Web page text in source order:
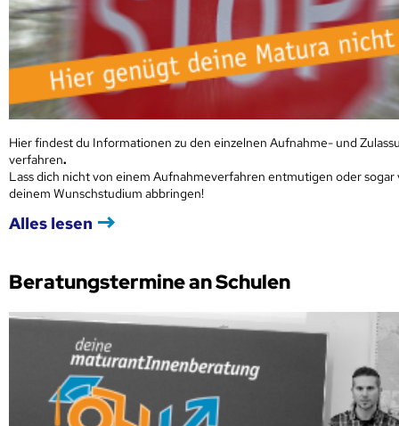
Hier findest du Informationen zu den einzelnen Aufnahme- und
verfahren.
Lass dich nicht von einem Aufnahmeverfahren entmutigen oder sogar
deinem Wunschstudium abbringen!
Alles lesen
Beratungstermine an Schulen